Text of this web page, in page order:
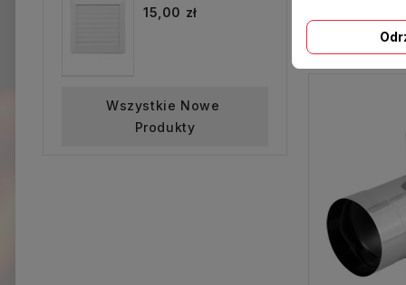
15,00 zł
Wszystkie Nowe
Produkty